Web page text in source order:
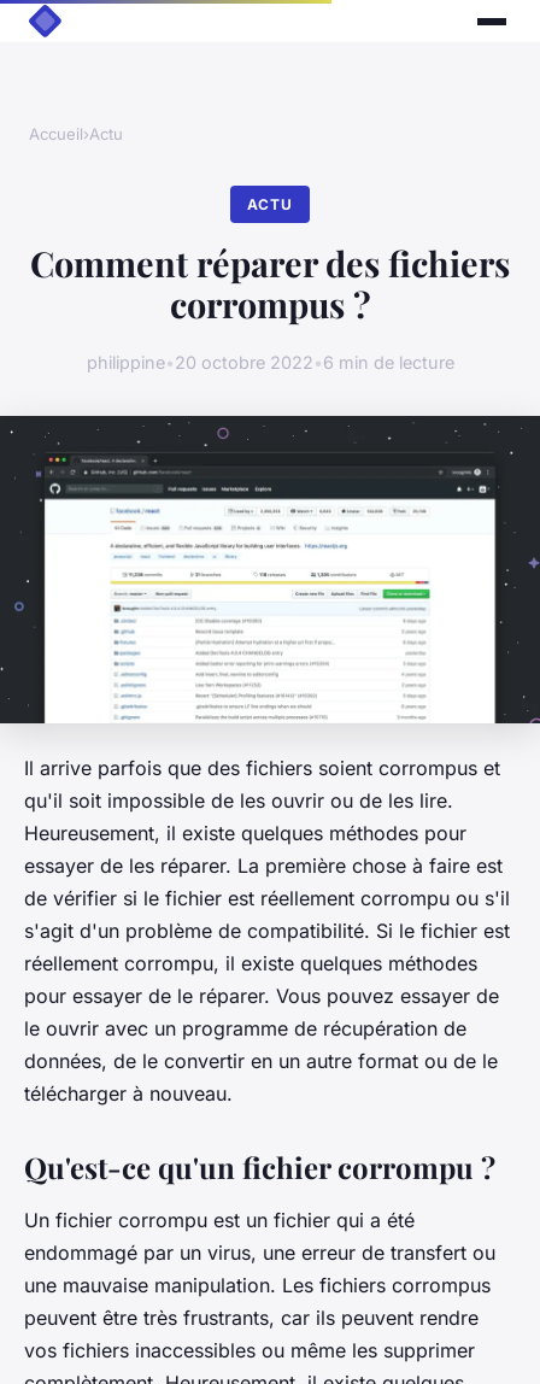
Accueil›Actu
ACTU
Comment réparer des fichiers
corrompus ?
philippine•20 octobre 2022•6 min de lecture
Il arrive parfois que des fichiers soient corrompus et
qu'il soit impossible de les ouvrir ou de les lire.
Heureusement, il existe quelques méthodes pour
essayer de les réparer. La première chose à faire est
de vérifier si le fichier est réellement corrompu ou s'il
s'agit d'un problème de compatibilité. Si le fichier est
réellement corrompu, il existe quelques méthodes
pour essayer de le réparer. Vous pouvez essayer de
le ouvrir avec un programme de récupération de
données, de le convertir en un autre format ou de le
télécharger à nouveau.
Qu'est-ce qu'un fichier corrompu ?
Un fichier corrompu est un fichier qui a été
endommagé par un virus, une erreur de transfert ou
une mauvaise manipulation. Les fichiers corrompus
peuvent être très frustrants, car ils peuvent rendre
vos fichiers inaccessibles ou même les supprimer